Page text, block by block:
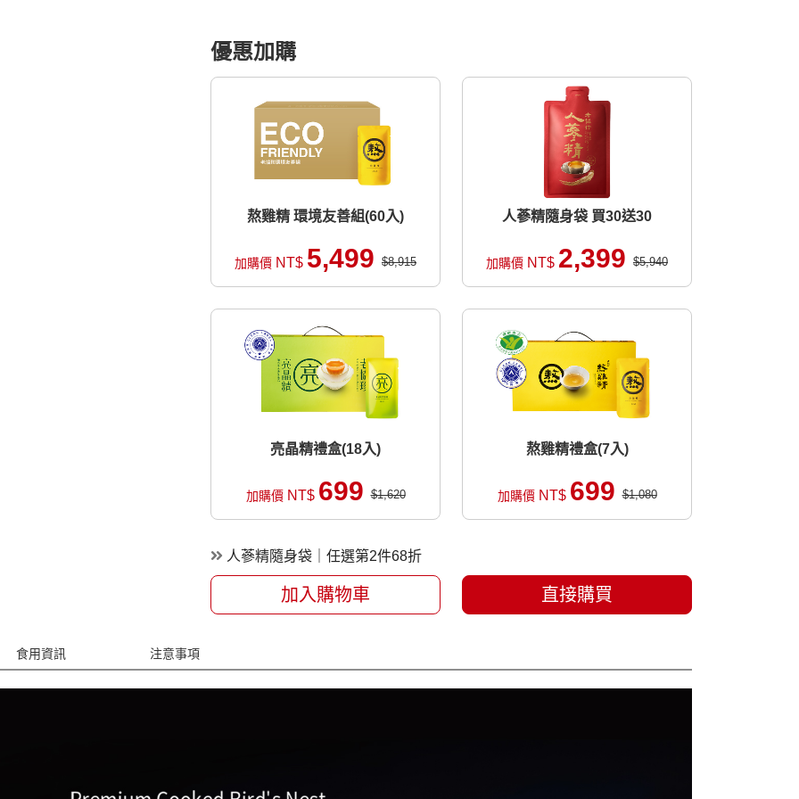
優惠加購
熬雞精 環境友善組(60入)
加購價 NT$ 5,499 $8,915
人蔘精隨身袋 買30送30
加購價 NT$ 2,399 $5,940
亮晶精禮盒(18入)
加購價NT$ 699$1,620
熬雞精禮盒(7入)
加購價NT$ 699$1,080
人蔘精隨身袋｜任選第2件68折
加入購物車 直接購買
食用資訊 注意事項